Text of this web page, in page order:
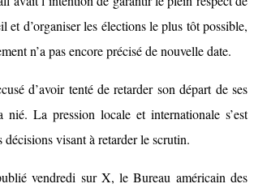
et d’organiser les élections le plus tôt possible,
n’a pas encore précisé de nouvelle date.
d’avoir tenté de retarder son départ de ses
nié. La pression locale et internationale s’est
visant à retarder le scrutin.
vendredi sur X, le Bureau américain des